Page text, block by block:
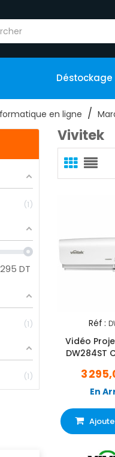
Déstockage
en ligne
1
DT
1
1
Vivitek
Réf :
Vidéo
DW284ST
3
En